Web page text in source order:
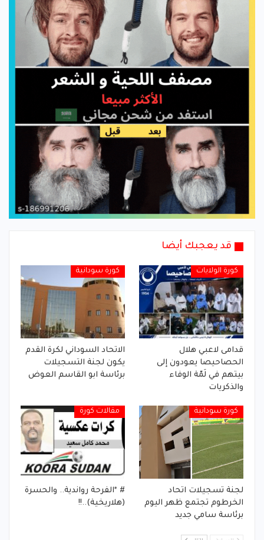
قد يعجبك أيضا
كورة الولايات
قدامى لاعبي هلال
الحصاحيصا يعودون إلى
بيتهم في لَمّة الوفاء
والذكريات
كورة سودانية
الاتحاد السوداني لكرة القدم
يكون لجنة التسجيلات
برئاسة ابو القاسم العوض
كورة سودانية
لجنة تسجيلات اتحاد
الخرطوم تجتمع ظهر اليوم
برئاسة سامي جديد
مقالات كورة
# *الفرحة رواندية.. والحسرة
(هلاريخية)..!!